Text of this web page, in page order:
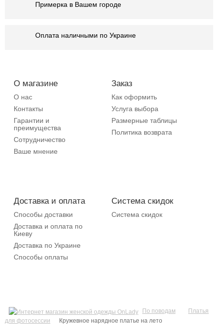
Примерка в Вашем городе
Оплата наличными по Украине
О магазине
О нас
Контакты
Гарантии и
преимущества
Сотрудничество
Ваше мнение
Заказ
Как оформить
Услуга выбора
Размерные таблицы
Политика возврата
Доставка и оплата
Способы доставки
Доставка и оплата по
Киеву
Доставка по Украине
Способы оплаты
Система скидок
Система скидок
По поводам
Платья
для фотосессии
Кружевное нарядное платье на лето